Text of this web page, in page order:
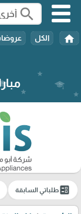
search
home الكل
ballotطلباتي السابقة